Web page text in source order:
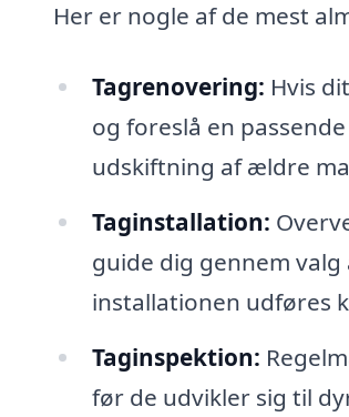
Her er nogle af de mest
Tagrenovering: Hvis
og foreslå en
udskiftning af ældre
Taginstallation:
guide dig gennem
installationen udføres
Taginspektion:
før de udvikler sig til